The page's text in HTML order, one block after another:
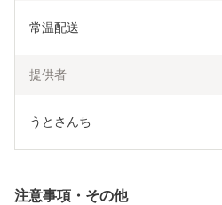
常温配送
提供者
うとさんち
注意事項・その他